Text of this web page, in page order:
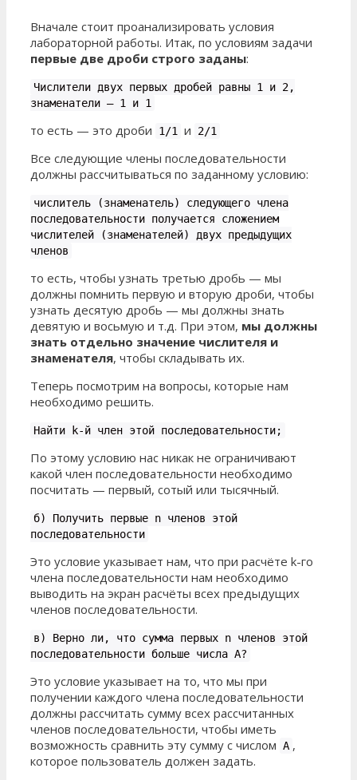
Вначале стоит проанализировать условия
лабораторной работы. Итак, по условиям задачи
первые две дроби строго заданы:
Числители двух первых дробей равны 1 и 2,
знаменатели — 1 и 1
то есть — это дроби 1/1 и 2/1
Все следующие члены последовательности
должны рассчитываться по заданному условию:
числитель (знаменатель) следующего члена
последовательности получается сложением
числителей (знаменателей) двух предыдущих
членов
то есть, чтобы узнать третью дробь — мы
должны помнить первую и вторую дроби, чтобы
узнать десятую дробь — мы должны знать
девятую и восьмую и т.д. При этом, мы должны
знать отдельно значение числителя и
знаменателя, чтобы складывать их.
Теперь посмотрим на вопросы, которые нам
необходимо решить.
Найти k-й член этой последовательности;
По этому условию нас никак не ограничивают
какой член последовательности необходимо
посчитать — первый, сотый или тысячный.
б) Получить первые n членов этой
последовательности
Это условие указывает нам, что при расчёте k-го
члена последовательности нам необходимо
выводить на экран расчёты всех предыдущих
членов последовательности.
в) Верно ли, что сумма первых n членов этой
последовательности больше числа А?
Это условие указывает на то, что мы при
получении каждого члена последовательности
должны рассчитать сумму всех рассчитанных
членов последовательности, чтобы иметь
возможность сравнить эту сумму с числом A ,
которое пользователь должен задать.